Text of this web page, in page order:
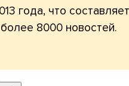
года, что составляет
8000 новостей.